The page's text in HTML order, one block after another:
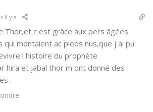
il y a
Thor,et c est grâce aux pers âgées
qui montaient ac pieds nus,que j ai pu
l histoire du prophète
hira et jabal thor m ont donné des
.